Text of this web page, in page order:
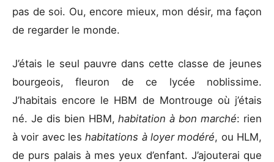
pas de soi. Ou, encore mieux, mon désir, ma façon
de regarder le monde.
J’étais le seul pauvre dans cette classe de jeunes
bourgeois, fleuron de ce lycée noblissime.
J’habitais encore le HBM de Montrouge où j’étais
né. Je dis bien HBM,habitation à bon marché: rien
à voir avec leshabitations à loyer modéré, ou HLM,
de purs palais à mes yeux d’enfant. J’ajouterai que